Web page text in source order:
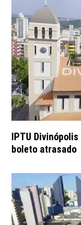
IPTU
boleto atrasado